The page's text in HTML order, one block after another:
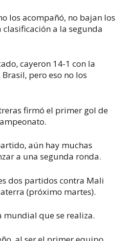
los acompañó, no bajan los
a la segunda
cayeron 14-1 con la
pero eso no los
firmó el primer gol de
aún hay muchas
a una segunda ronda.
dos partidos contra Mali
(próximo martes).
mundial que se realiza.